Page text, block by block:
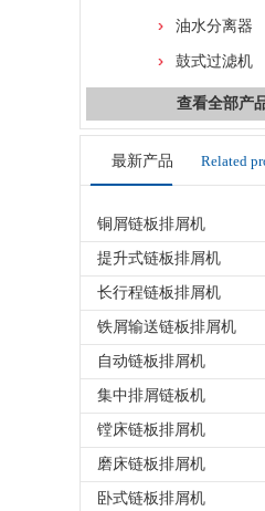
油水分离器
鼓式过滤机
查看全部产
最新产品 Related
铜屑链板排屑机
提升式链板排屑机
长行程链板排屑机
铁屑输送链板排屑机
自动链板排屑机
集中排屑链板机
镗床链板排屑机
磨床链板排屑机
卧式链板排屑机